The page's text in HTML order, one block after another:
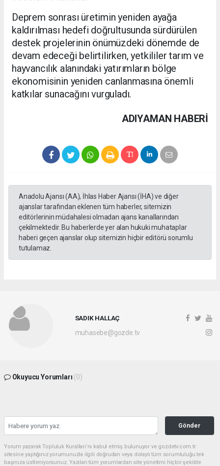
Deprem sonrası üretimin yeniden ayağa
kaldırılması hedefi doğrultusunda sürdürülen
destek projelerinin önümüzdeki dönemde de
devam edeceği belirtilirken, yetkililer tarım ve
hayvancılık alanındaki yatırımların bölge
ekonomisinin yeniden canlanmasına önemli
katkılar sunacağını vurguladı.
ADIYAMAN HABERİ
Anadolu Ajansı (AA), İhlas Haber Ajansı (İHA) ve diğer
ajanslar tarafından eklenen tüm haberler, sitemizin
editörlerinin müdahalesi olmadan ajans kanallarından
çekilmektedir. Bu haberlerde yer alan hukuki muhataplar
haberi geçen ajanslar olup sitemizin hiçbir editörü sorumlu
tutulamaz.
SADIK HALLAÇ
muhasebe@gozde.tv
Okuyucu Yorumları (0)
Gönder
Yorum yazarak Topluluk Kuralları’nı kabul etmiş bulunuyor ve gozdetv.com.tr
sitesine yaptığınız yorumunuzla ilgili doğrudan veya dolaylı tüm sorumluluğu tek
başınıza üstleniyorsunuz. Yazılan tüm yorumlardan site yönetimi hiçbir şekilde